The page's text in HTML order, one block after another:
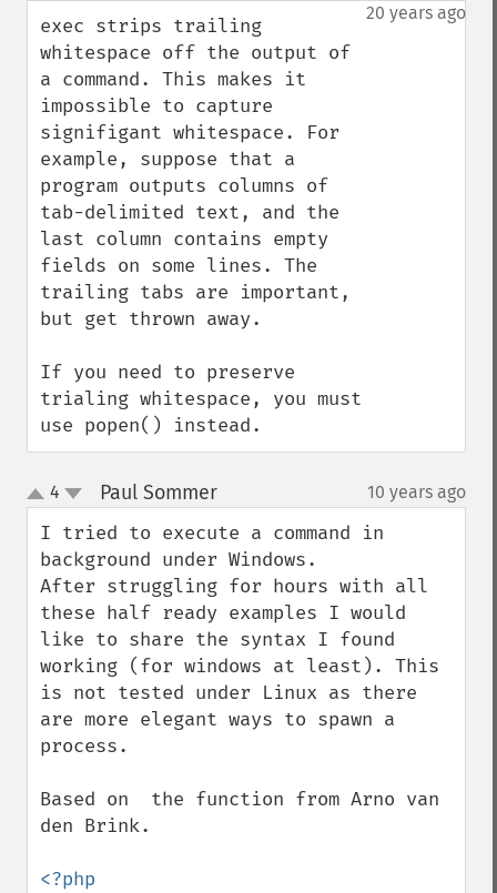
down
20 years ago
exec strips trailing
whitespace off the output of
a command. This makes it
impossible to capture
signifigant whitespace. For
example, suppose that a
program outputs columns of
tab-delimited text, and the
last column contains empty
fields on some lines. The
trailing tabs are important,
but get thrown away.
If you need to preserve
trialing whitespace, you must
use popen() instead.
up
down
4 Paul Sommer¶ 10 years ago
I tried to execute a command in
background under Windows.
After struggling for hours with all
these half ready examples I would
like to share the syntax I found
working (for windows at least). This
is not tested under Linux as there
are more elegant ways to spawn a
process.
Based on  the function from Arno van
den Brink.